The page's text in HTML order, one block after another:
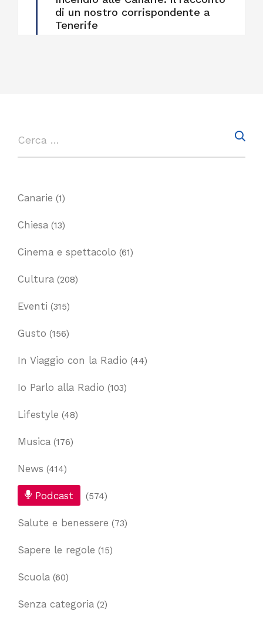
di un nostro corrispondente a
Tenerife
Canarie (1)
Chiesa (13)
Cinema e spettacolo (61)
Cultura (208)
Eventi (315)
Gusto (156)
In Viaggio con la Radio (44)
Io Parlo alla Radio (103)
Lifestyle (48)
Musica (176)
News (414)
Podcast (574)
Salute e benessere (73)
Sapere le regole (15)
Scuola (60)
Senza categoria (2)